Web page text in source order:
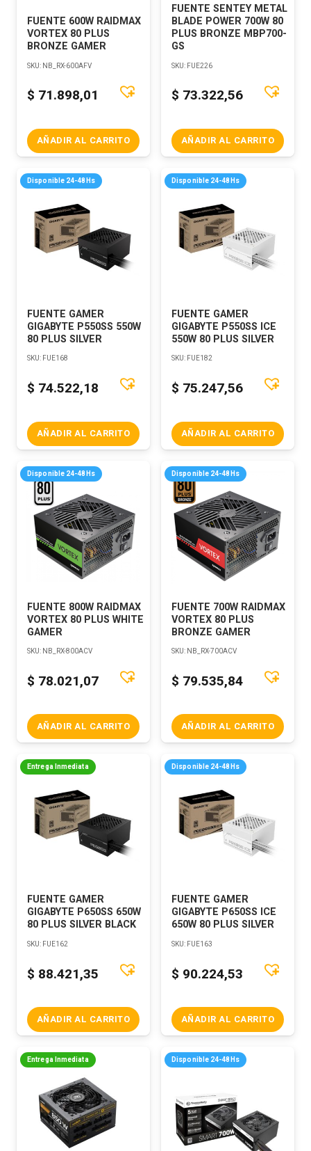
FUENTE 600W RAIDMAX
VORTEX 80 PLUS
BRONZE GAMER
SKU: NB_RX-600AFV
$ 71.898,01
AÑADIR AL CARRITO
FUENTE SENTEY METAL
BLADE POWER 700W 80
PLUS BRONZE MBP700-
GS
SKU: FUE226
$ 73.322,56
AÑADIR AL CARRITO
Disponible 24-48Hs
FUENTE GAMER
GIGABYTE P550SS 550W
80 PLUS SILVER
SKU: FUE168
$ 74.522,18
AÑADIR AL CARRITO
Disponible 24-48Hs
FUENTE GAMER
GIGABYTE P550SS ICE
550W 80 PLUS SILVER
SKU: FUE182
$ 75.247,56
AÑADIR AL CARRITO
Disponible 24-48Hs
FUENTE 800W RAIDMAX
VORTEX 80 PLUS WHITE
GAMER
SKU: NB_RX-800ACV
$ 78.021,07
AÑADIR AL CARRITO
Disponible 24-48Hs
FUENTE 700W RAIDMAX
VORTEX 80 PLUS
BRONZE GAMER
SKU: NB_RX-700ACV
$ 79.535,84
AÑADIR AL CARRITO
Entrega Inmediata
FUENTE GAMER
GIGABYTE P650SS 650W
80 PLUS SILVER BLACK
SKU: FUE162
$ 88.421,35
AÑADIR AL CARRITO
Disponible 24-48Hs
FUENTE GAMER
GIGABYTE P650SS ICE
650W 80 PLUS SILVER
SKU: FUE163
$ 90.224,53
AÑADIR AL CARRITO
Entrega Inmediata Disponible 24-48Hs